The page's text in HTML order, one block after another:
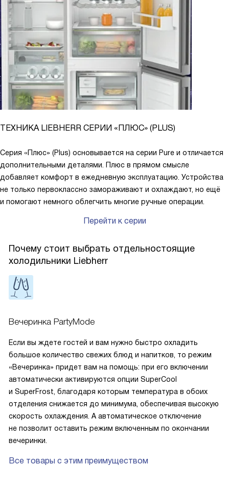
ТЕХНИКА LIEBHERR СЕРИИ «ПЛЮС» (PLUS)
Серия «Плюс» (Plus) основывается на серии Pure и отличается
дополнительными деталями. Плюс в прямом смысле
добавляет комфорт в ежедневную эксплуатацию. Устройства
не только первоклассно замораживают и охлаждают, но ещё
и помогают немного облегчить многие ручные операции.
Перейти к серии
Почему стоит выбрать отдельностоящие
холодильники Liebherr
Вечеринка PartyMode
Если вы ждете гостей и вам нужно быстро охладить
большое количество свежих блюд и напитков, то режим
«Вечеринка» придет вам на помощь: при его включении
автоматически активируются опции SuperCool
и SuperFrost, благодаря которым температура в обоих
отделения снижается до минимума, обеспечивая высокую
скорость охлаждения. А автоматическое отключение
не позволит оставить режим включенным по окончании
вечеринки.
Все товары с этим преимуществом